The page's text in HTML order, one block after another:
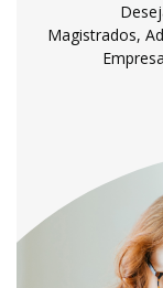
Magistrados,